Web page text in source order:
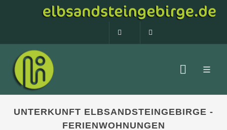
0160 99873408
UNTERKUNFT ELBSANDSTEINGEBIRGE -
FERIENWOHNUNGEN